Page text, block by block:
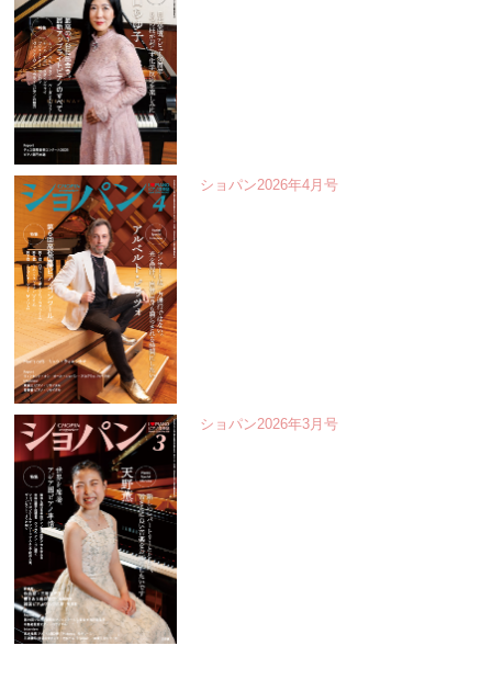
ショパン2026年4月号
ショパン2026年3月号